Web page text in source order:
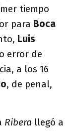
tiempo
para Boca
Luis
error de
a los 16
, de penal,
Ribera llegó a